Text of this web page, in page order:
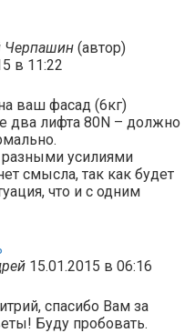
Черпашин (автор)
в 11:22
ваш фасад (6кг)
два лифта 80N – должно
усилиями
смысла, так как будет
что и с одним
15.01.2015 в 06:16
спасибо Вам за
Буду пробовать.